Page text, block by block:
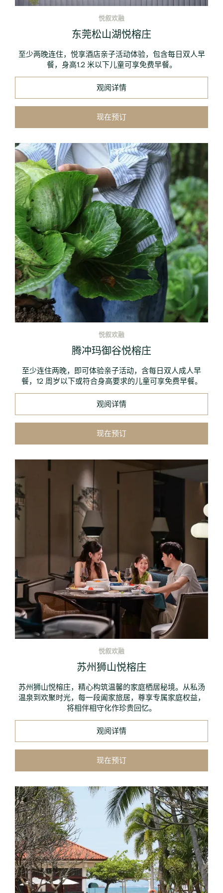
悦叙欢融
东莞松山湖悦榕庄
至少两晚连住，悦享酒店亲子活动体验，包含每日双人早
餐，身高1.2 米以下儿童可享免费早餐。
观阅详情
现在预订
悦叙欢融
腾冲玛御谷悦榕庄
至少连住两晚，即可体验亲子活动，含每日双人成人早
餐，12 周岁以下或符合身高要求的儿童可享免费早餐。
观阅详情
现在预订
悦叙欢融
苏州狮山悦榕庄
苏州狮山悦榕庄，精心构筑温馨的家庭栖居秘境。从私汤
温泉到欢聚时光，每一段阖家旅居，尊享专属家庭权益，
将相伴相守化作珍贵回忆。
观阅详情
现在预订